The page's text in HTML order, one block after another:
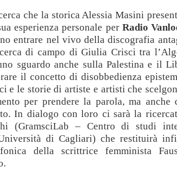
che la storica Alessia Masini
esperienza personale per Radio
entrare nel vivo della discografia
di campo di Giulia Crisci tra
sguardo anche sulla Palestina e il
il concetto di disobbedienza
e le storie di artiste e artisti che
per prendere la parola, ma anche
In dialogo con loro ci sarà la
(GramsciLab – Centro di studi
di Cagliari) che restituirà
della scrittrice femminista